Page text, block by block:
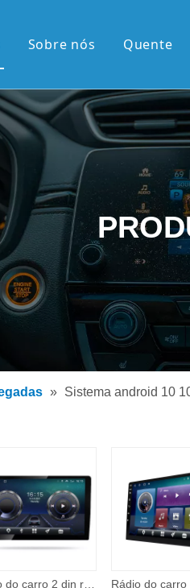
OEM
OEM
10,36'2K
de 9,7'
retrátil Android
chegadas
MP3 para carro
Sobre nós Quente
» Sistema android 10